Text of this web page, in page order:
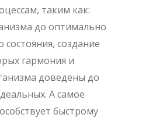
таким как:
до оптимально
состояния, создание
гармония и
доведены до
А самое
быстрому